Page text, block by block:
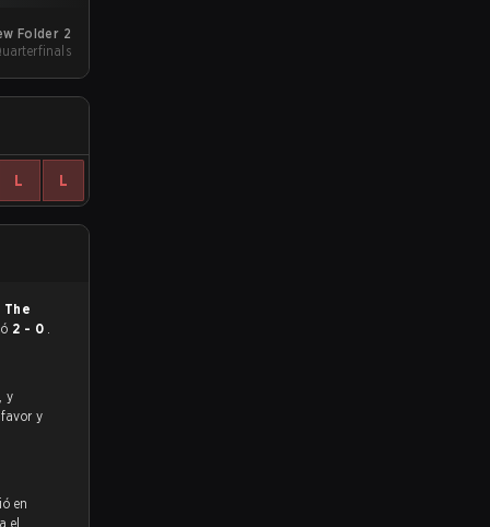
Folder 2
L L
The
2 - 0 .
y
en
el